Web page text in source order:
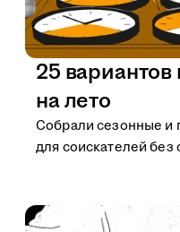
25
на лето
Собрали сезонные и
для соискателей